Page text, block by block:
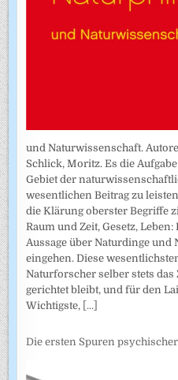
und Naturwissenschaft.
Schlick, Moritz. Es die
Gebiet der
wesentlichen Beitrag zu
die Klärung oberster Begriffe
Raum und Zeit, Gesetz,
Aussage über Naturdinge und
eingehen. Diese
Naturforscher selber stets das
gerichtet bleibt, und für den
Wichtigste, [...]
Die ersten Spuren